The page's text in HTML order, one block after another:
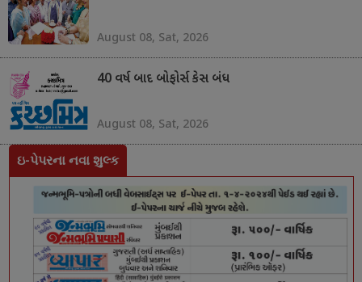
August 08, Sat, 2026
40 વર્ષ બાદ બોફોર્સ કેસ બંધ
August 08, Sat, 2026
ઇ-પેપરના નવા શુલ્ક